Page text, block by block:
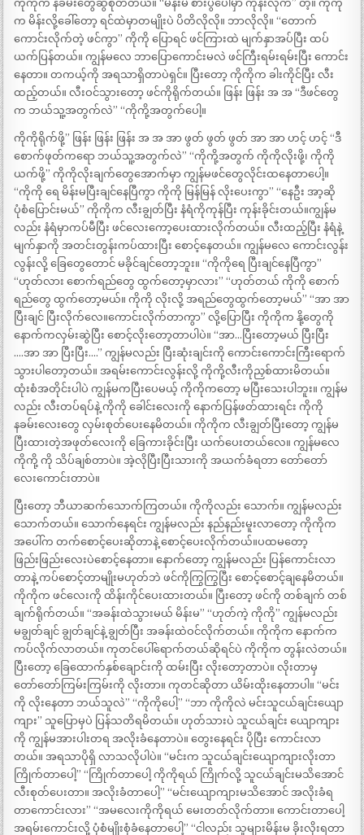
ကိုကိုက နခမ်းတွေဆွဲစုတ်တယ်။ “မိန်းမ စားပွဲပေါ်မှာ ကုန်းလိုက်” တဲ့။ ကိုကို
က မိန်းလို့ခေါ်တော့ ရင်ထဲမှာတမျိုးပဲ ပိတိလိုလို။ ဘာလိုလို။ “တောက်
ကောင်းလိုက်တဲ့ ဖင်ကွာ” ကိုကို ပြောရင် ဖင်ကြားထဲ မျက်နှာအပ်ပြီး ထပ်
ယက်ပြန်တယ်။ ကျွန်မလေ ဘာပြောကောင်းမလဲ ဖင်ကြီးရမ်းရမ်းပြီး ကောင်း
နေတာ။ တကယ့်ကို အရသာရှိတာပဲရှင်။ ပြီးတော့ ကိုကိုက ခါးကိုင်ပြီး လီး
ထည့်တယ်။ လီးဝင်သွားတော့ ဖင်ကိုရိုက်တယ်။ ဖြန်း ဖြန်း အ အ “ဒီဖင်တွေ
က ဘယ်သူ့အတွက်လဲ” “ကိုကို့အတွက်ပေါ့။
ကိုကိုရိုက်ဖို့” ဖြန်း ဖြန်း ဖြန်း အ အ အာ ဖွတ် ဖွတ် ဖွတ် အာ အာ ဟင့် ဟင့် “ဒီ
စောက်ဖုတ်ကရော ဘယ်သူ့အတွက်လဲ” “ကိုကို့အတွက် ကိုကိုလိုးဖို့၊ ကိုကို
ယက်ဖို့” ကိုကိုလိုးချက်တွေအောက်မှာ ကျွန်မဖင်တွေလိုင်းထနေတာပေါ့။
“ကိုကို ရေ မိန်းမပြီးချင်နေပြီကွာ ကိုကို မြန်မြန် လိုးပေးကွာ” “နေဦး အာ့ဆို
ပုံစံပြောင်းမယ်” ကိုကိုက လီးချွတ်ပြီး နံရံကိုကုန်ပြီး ကုန်းခိုင်းတယ်။ကျွန်မ
လည်း နံရံမှာကပ်မီပြီး ဖင်လေးကော့ပေးထားလိုက်တယ်။ လီးထည့်ပြီး နံရံနဲ့
မျက်နှာကို အတင်းတွန်းကပ်ထားပြီး စောင့်နေတယ်။ ကျွန်မလေ ကောင်းလွန်း
လွန်းလို့ ခြေတွေတောင် မခိုင်ချင်တော့ဘူး။ “ကိုကိုရေ ပြီးချင်နေပြီကွာ”
“ဟုတ်လား စောက်ရည်တွေ ထွက်တော့မှာလား” “ဟုတ်တယ် ကိုကို စောက်
ရည်တွေ ထွက်တော့မယ်။ ကိုကို လိုးလို့ အရည်တွေထွက်တော့မယ်” “အာ အာ
ပြီးချင် ပြီးလိုက်လေ။ကောင်းလိုက်တာကွာ” လို့ပြောပြီး ကိုကိုက နို့တွေကို
နောက်ကလှမ်းဆွဲပြီး စောင့်လိုးတော့တာပါပဲ။ “အာ…ပြီးတော့မယ် ပြီးပြီး
….အာ အာ ပြီးပြီး….” ကျွန်မလည်း ပြီးဆုံးချင်းကို ကောင်းကောင်းကြီးရောက်
သွားပါတော့တယ်။ အရမ်းကောင်းလွန်းလို့ ကိုကို့လီးကိုညှစ်ထားမိတယ်။
ထုံးစံအတိုင်းပါပဲ ကျွန်မကပြီးပေမယ့် ကိုကိုကတော့ မပြီးသေးပါဘူး။ ကျွန်မ
လည်း လီးတပ်ရပ်နဲ့ ကိုကို ခေါင်းလေးကို နောက်ပြန်ဖတ်ထားရင်း ကိုကို
နခမ်းလေးတွေ လှမ်းစုတ်ပေးနေမိတယ်။ ကိုကိုက လီးချွတ်ပြီးတော့ ကျွန်မ
ပြီးထားတဲ့အဖုတ်လေးကို ခြေကားခိုင်းပြီး ယက်ပေးတယ်လေ။ ကျွန်မလေ
ကိုကို့ ကို သိပ်ချစ်တာပဲ။ အဲ့လိုပြီးပြီးသားကို အယက်ခံရတာ တော်တော်
လေးကောင်းတာပဲ။
ပြီးတော့ ဘီယာဆက်သောက်ကြတယ်။ ကိုကိုလည်း သောက်။ ကျွန်မလည်း
သောက်တယ်။ သောက်နေရင်း ကျွန်မလည်း နည်နည်းမူးလာတော့ ကိုကိုက
အပေါ်က တက်စောင့်ပေးဆိုတာနဲ့ စောင့်ပေးလိုက်တယ်။ပထမတော့
ဖြည်းဖြည်းလေးပဲစောင့်နေတာ။ နောက်တော့ ကျွန်မလည်း ပြန်ကောင်းလာ
တာနဲ့ ကပ်စောင့်တာမျိုးမဟုတ်ဘဲ ဖင်ကိုကြွကြွပြီး စောင့်စောင့်ချနေမိတယ်။
ကိုကိုက ဖင်လေးကို ထိန်းကိုင်ပေးထားတယ်။ ပြီးတော့ ဖင်ကို တစ်ချက် တစ်
ချက်ရိုက်တယ်။ “အခန်းထဲသွားမယ် မိန်းမ” “ဟုတ်ကဲ့ ကိုကို” ကျွန်မလည်း
မချွတ်ချင် ချွတ်ချင်နဲ့ ချွတ်ပြီး အခန်းထဲဝင်လိုက်တယ်။ ကိုကိုက နောက်က
ကပ်လိုက်လာတယ်။ ကုတင်ပေါ်ရောက်တယ်ဆိုရင်ပဲ ကိုကိုက တွန်းလဲတယ်။
ပြီးတော့ ခြေထောက်နှစ်ချောင်းကို ထမ်းပြီး လိုးတော့တာပဲ။ လိုးတာမှ
တော်တော်ကြမ်းကြမ်းကို လိုးတာ။ ကုတင်ဆိုတာ ယိမ်းထိုးနေတာပါ။ “မင်း
ကို လိုးနေတာ ဘယ်သူလဲ” “ကိုကိုပေါ့” “ဘာ ကိုကိုလဲ မင်းသူငယ်ချင်းယျော
ကျား” သူပြောမှပဲ ပြန်သတိရမိတယ်။ ဟုတ်သားပဲ သူငယ်ချင်း ယျောကျား
ကို ကျွန်မအားပါးတရ အလိုးခံနေတာပဲ။ တွေးနေရင်း ပိုပြီး ကောင်းလာ
တယ်။ အရသာပိုရှိ လာသလိုပါပဲ။ “မင်းက သူငယ်ချင်းယျောကျားလိုးတာ
ကြိုက်တာပေါ့” “ကြိုက်တာပေါ့ ကိုကိုရယ် ကြိုက်လို့ သူငယ်ချင်းမသိအောင်
လီးစုတ်ပေးတာ။ အလိုးခံတာပေါ့” “မင်းယျောကျားမသိအောင် အလိုးခံရ
တာကောင်းလား” “အမလေးကိုကိုရယ် မေးတတ်လိုက်တာ။ ကောင်းတာပေါ့
အရမ်းကောင်းလို့ ပုံစံမျိုးစုံခံနေတာပေါ့” “ငါလည်း သူများမိန်းမ ခိုးလိုးရတာ